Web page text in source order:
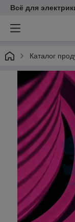
Всё для
Каталог